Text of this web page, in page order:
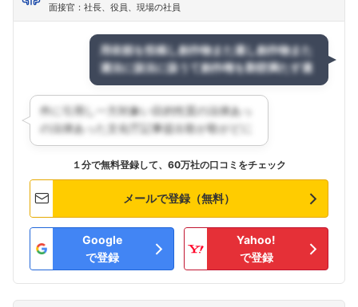
面接官：社長、役員、現場の社員
１分で無料登録して、60万社の口コミをチェック
メールで登録（無料）
Google
で登録
Yahoo!
で登録